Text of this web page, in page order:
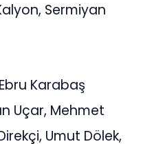
Sermiyan
Ebru Karabaş
Uçar, Mehmet
Umut Dölek,